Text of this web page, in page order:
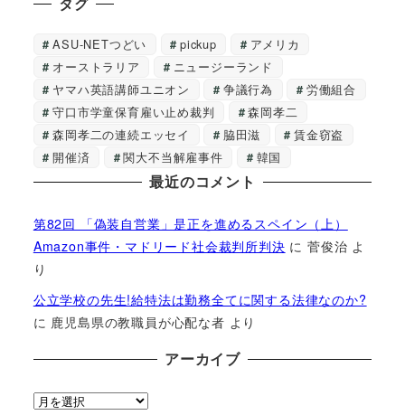
ASU-NETつどい pickup
アメリカ
オーストラリア
ニュージーランド
ヤマハ英語講師ユニオン
争議行為
労働組合
守口市学童保育雇い止め裁判
森岡孝二
森岡孝二の連続エッセイ
脇田滋
賃金窃盗
開催済
関大不当解雇事件 韓国
最近のコメント
第82回 「偽装自営業」是正を進めるスペイン（上）
Amazon事件・マドリード社会裁判所判決 に菅俊治 よ
り
公立学校の先生!給特法は勤務全てに関する法律なのか?
に 鹿児島県の教職員が心配な者 より
アーカイブ
ア